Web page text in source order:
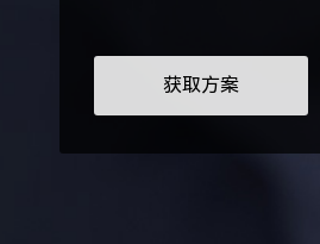
获取方案